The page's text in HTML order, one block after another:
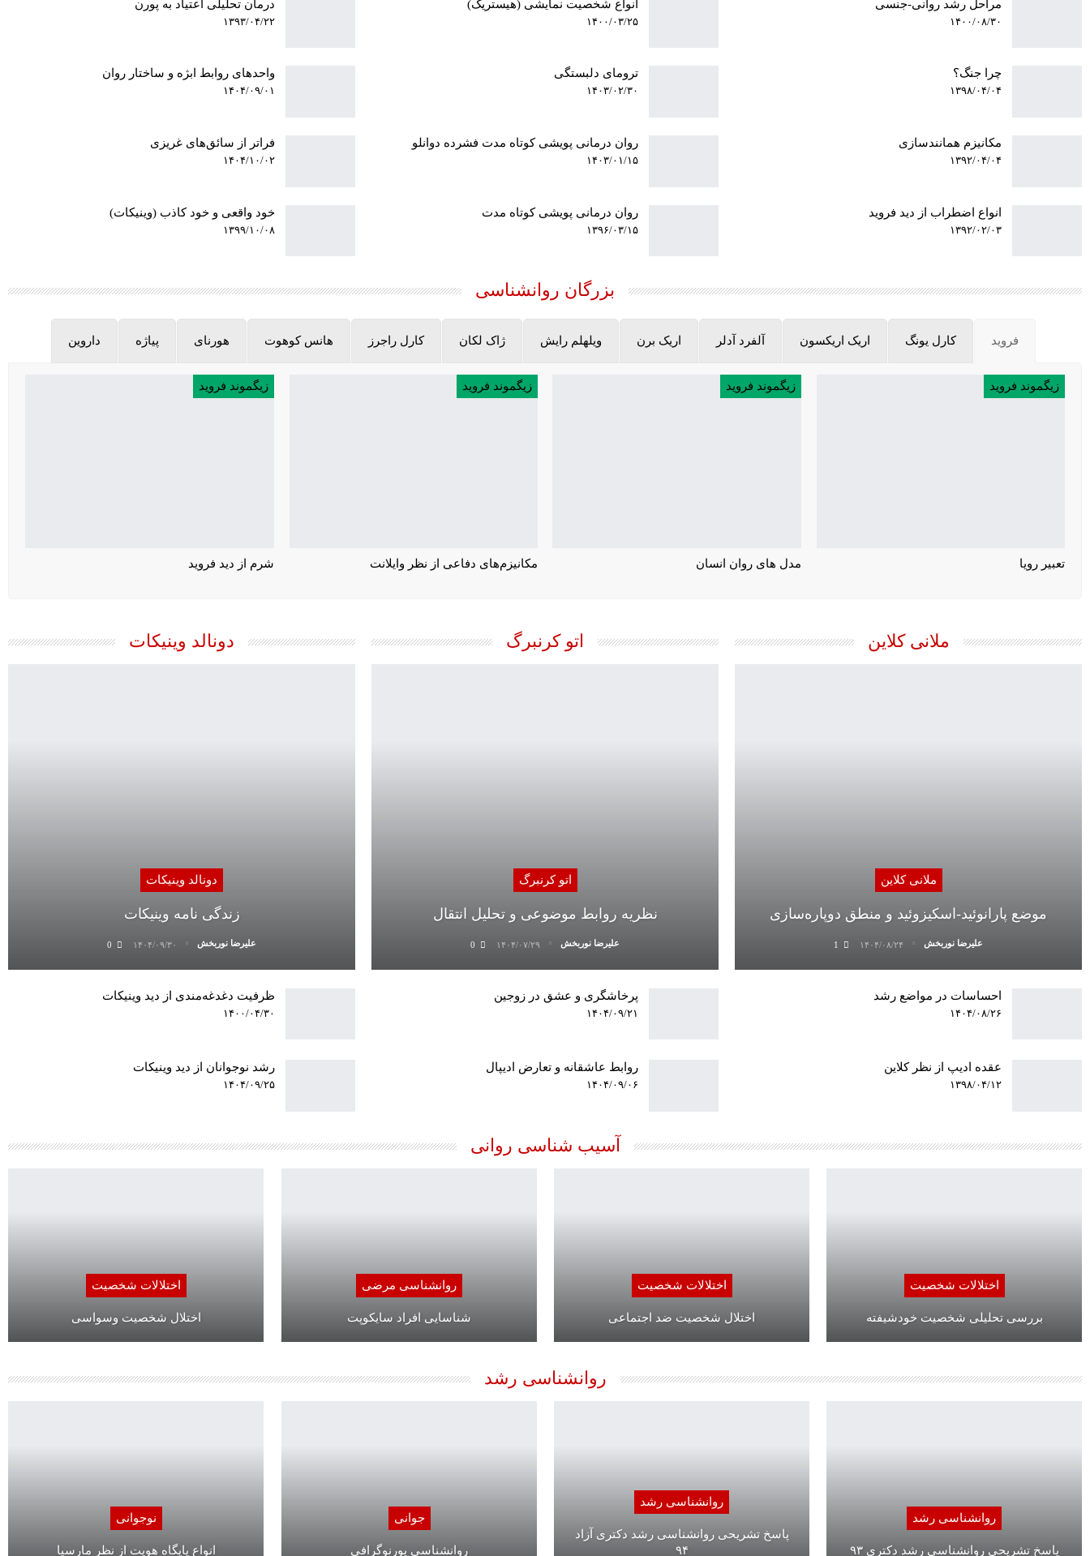
مراحل رشد روانی-جنسی
۱۴۰۰/۰۸/۳۰
چرا جنگ؟
۱۳۹۸/۰۴/۰۴
مکانیزم همانندسازی
۱۳۹۲/۰۴/۰۴
انواع اضطراب از دید فروید
۱۳۹۲/۰۲/۰۳
انواع شخصیت نمایشی (هیستریک)
۱۴۰۰/۰۳/۲۵
ترومای دلبستگی
۱۴۰۳/۰۲/۳۰
روان درمانی پویشی کوتاه مدت فشرده دوانلو
۱۴۰۳/۰۱/۱۵
روان درمانی پویشی کوتاه مدت
۱۳۹۶/۰۳/۱۵
درمان تحلیلی اعتیاد به پورن
۱۳۹۳/۰۴/۲۲
واحدهای روابط ابژه و ساختار روان
۱۴۰۴/۰۹/۰۱
فراتر از سائق‌های غریزی
۱۴۰۴/۱۰/۰۲
خود واقعی و خود کاذب (وینیکات)
۱۳۹۹/۱۰/۰۸
بزرگان روانشناسی
فروید کارل یونگ اریک اریکسون آلفرد آدلر اریک برن ویلهلم رایش ژاک لکان کارل راجرز هانس کوهوت هورنای پیاژه داروین
زیگموند فروید
تعبیر رویا
زیگموند فروید
مدل های روان انسان
زیگموند فروید
مکانیزم‌های دفاعی از نظر وایلانت
زیگموند فروید
شرم از دید فروید
ملانی کلاین
ملانی کلاین
موضع پارانوئید-اسکیزوئید و منطق دوپاره‌سازی
علیرضا نوربخش ۱۴۰۴/۰۸/۲۴
احساسات در مواضع رشد
۱۴۰۴/۰۸/۲۶
عقده ادیپ از نظر کلاین
۱۳۹۸/۰۴/۱۲
اتو کرنبرگ
اتو کرنبرگ
نظریه روابط موضوعی و تحلیل انتقال
علیرضا نوربخش ۱۴۰۴/۰۷/۲۹
پرخاشگری و عشق در زوجین
۱۴۰۴/۰۹/۲۱
روابط عاشقانه و تعارض ادیپال
۱۴۰۴/۰۹/۰۶
دونالد وینیکات
دونالد وینیکات
زندگی نامه وینیکات
علیرضا نوربخش ۱۴۰۴/۰۹/۳۰
ظرفیت دغدغه‌مندی از دید وینیکات
۱۴۰۰/۰۴/۳۰
رشد نوجوانان از دید وینیکات
۱۴۰۴/۰۹/۲۵
آسیب شناسی روانی
اختلالات شخصیت
بررسی تحلیلی شخصیت خودشیفته
اختلالات شخصیت
اختلال شخصیت ضد اجتماعی
روانشناسی مرضی
شناسایی افراد سایکوپت
اختلالات شخصیت
اختلال شخصیت وسواسی
روانشناسی رشد
روانشناسی رشد
پاسخ تشریحی روانشناسی رشد دکتری ۹۳
روانشناسی رشد
پاسخ تشریحی روانشناسی رشد دکتری آزاد
۹۴
جوانی
روانشناسی پورنوگرافی
نوجوانی
انواع پایگاه هویت از نظر مارسیا